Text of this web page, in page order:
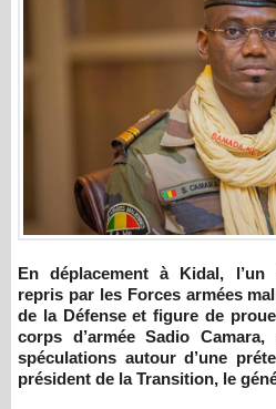
En déplacement à Kidal, l’un des bastions récemment
repris par les Forces armées
de la Défense et figure de
corps d’armée Sadio
spéculations autour d’une
président de la Transition, le